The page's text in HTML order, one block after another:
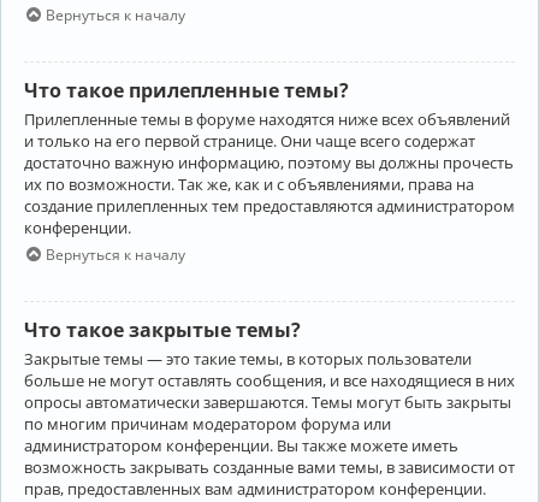
Вернуться к началу
Что такое прилепленные темы?
Прилепленные темы в форуме находятся ниже всех объявлений
и только на его первой странице. Они чаще всего содержат
достаточно важную информацию, поэтому вы должны прочесть
их по возможности. Так же, как и с объявлениями, права на
создание прилепленных тем предоставляются администратором
конференции.
Вернуться к началу
Что такое закрытые темы?
Закрытые темы — это такие темы, в которых пользователи
больше не могут оставлять сообщения, и все находящиеся в них
опросы автоматически завершаются. Темы могут быть закрыты
по многим причинам модератором форума или
администратором конференции. Вы также можете иметь
возможность закрывать созданные вами темы, в зависимости от
прав, предоставленных вам администратором конференции.